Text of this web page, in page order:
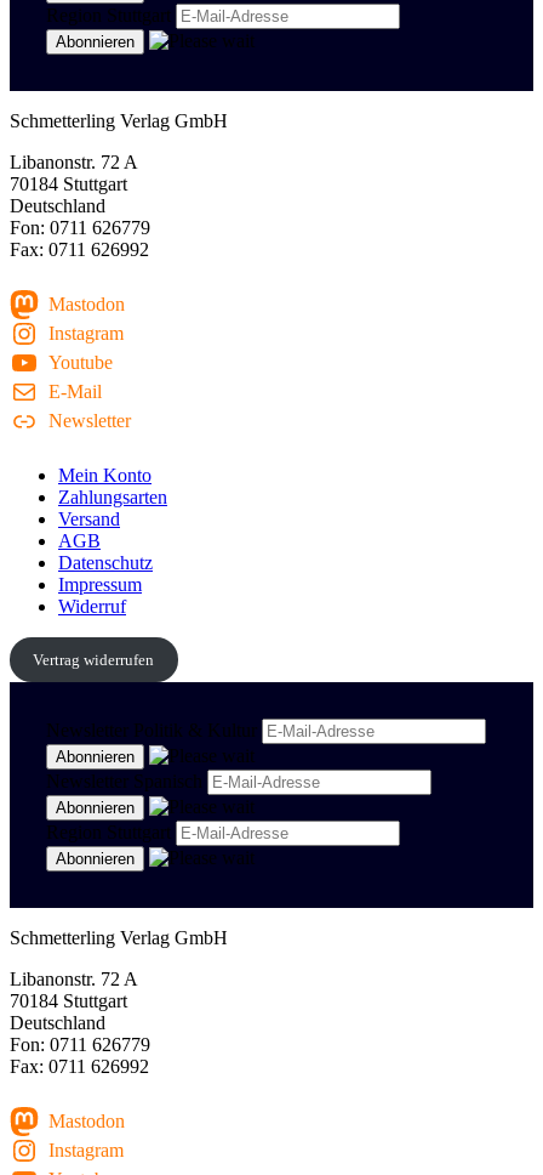
Region Stuttgart
Schmetterling Verlag GmbH
Libanonstr. 72 A
70184 Stuttgart
Deutschland
Fon: 0711 626779
Fax: 0711 626992
Mastodon
Instagram
Youtube
E-Mail
Newsletter
Mein Konto
Zahlungsarten
Versand
AGB
Datenschutz
Impressum
Widerruf
Vertrag widerrufen
Newsletter Politik & Kultur
Newsletter Spanisch
Region Stuttgart
Schmetterling Verlag GmbH
Libanonstr. 72 A
70184 Stuttgart
Deutschland
Fon: 0711 626779
Fax: 0711 626992
Mastodon
Instagram